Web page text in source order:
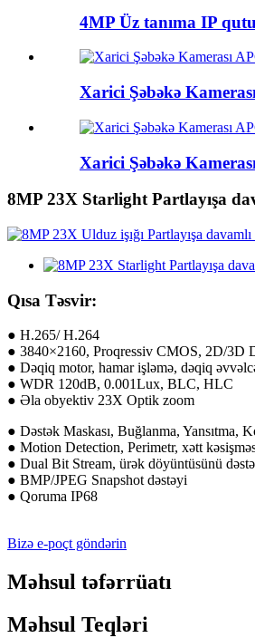
4MP Üz tanıma IP
Xarici Şəbəkə
Xarici Şəbəkə
8MP 23X Starlight Partlayışa
Qısa Təsvir:
● H.265/ H.264
● 3840×2160, Proqressiv CMOS, 2D/3D
● Dəqiq motor, hamar işləmə, dəqiq
● WDR 120dB, 0.001Lux, BLC, HLC
● Əla obyektiv 23X Optik zoom
● Dəstək Maskası, Buğlanma, Yansıtma,
● Motion Detection, Perimetr, xətt
● Dual Bit Stream, ürək döyüntüsünü
● BMP/JPEG Snapshot dəstəyi
● Qoruma IP68
Bizə e-poçt göndərin
Məhsul təfərrüatı
Məhsul Teqləri